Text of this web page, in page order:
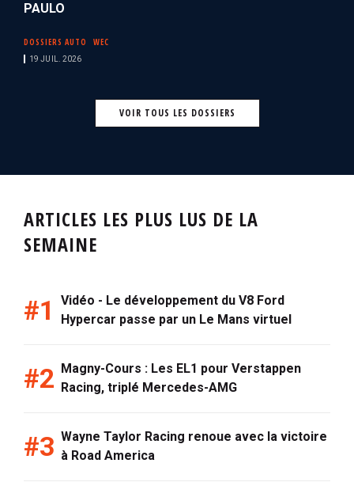
PAULO
DOSSIERS AUTO WEC
19 JUIL. 2026
VOIR TOUS LES DOSSIERS
ARTICLES LES PLUS LUS DE LA
SEMAINE
Vidéo - Le développement du V8 Ford
Hypercar passe par un Le Mans virtuel
Magny-Cours : Les EL1 pour Verstappen
Racing, triplé Mercedes-AMG
Wayne Taylor Racing renoue avec la victoire
à Road America